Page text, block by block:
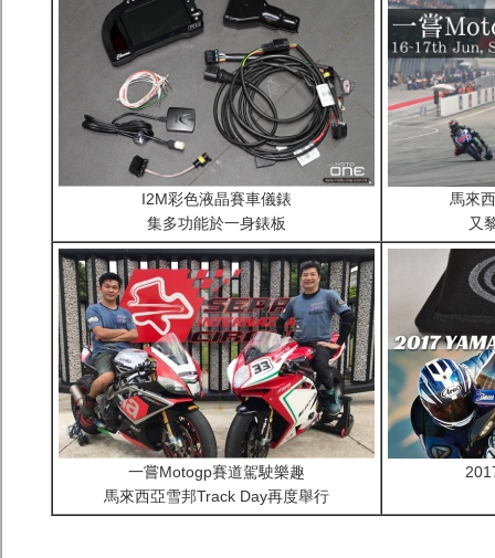
I2M彩色液晶賽車儀錶
集多功能於一身錶板
馬來
又
一嘗Motogp賽道駕駛樂趣
馬來西亞雪邦Track Day再度舉行